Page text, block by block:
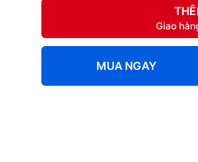
Giao
MUA NGAY